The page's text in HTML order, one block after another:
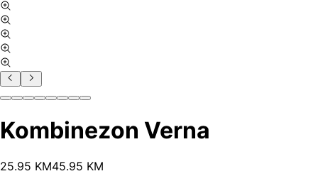
Kombinezon Verna
25.95 KM45.95 KM